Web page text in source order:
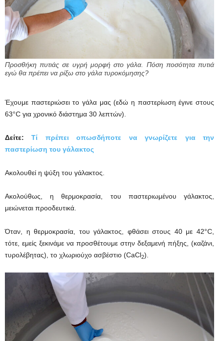
Προσθήκη πυτιάς σε υγρή μορφή στο γάλα. Πόση ποσότητα πυτιά
εγώ θα πρέπει να ρίξω στο γάλα τυροκόμησης?
Έχουμε παστεριώσει το γάλα μας (εδώ η παστερίωση έγινε στους
63°C για χρονικό διάστημα 30 λεπτών).
Δείτε:Τί πρέπει οπωσδήποτε να γνωρίζετε για την
παστερίωση του γάλακτος
Ακολουθεί η ψύξη του γάλακτος.
Ακολούθως, η θερμοκρασία, του παστεριωμένου γάλακτος,
μειώνεται προοδευτικά.
Όταν, η θερμοκρασία, του γάλακτος, φθάσει στους 40 με 42°C,
τότε, εμείς ξεκινάμε να προσθέτουμε στην δεξαμενή πήξης, (καζάνι,
τυρολέβητας), το χλωριούχο ασβέστιο (CaCl2).